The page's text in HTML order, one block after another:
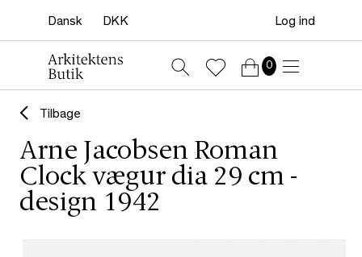
Log ind
0
Tilbage
Arne Jacobsen Roman
Clock vægur dia 29 cm -
design 1942